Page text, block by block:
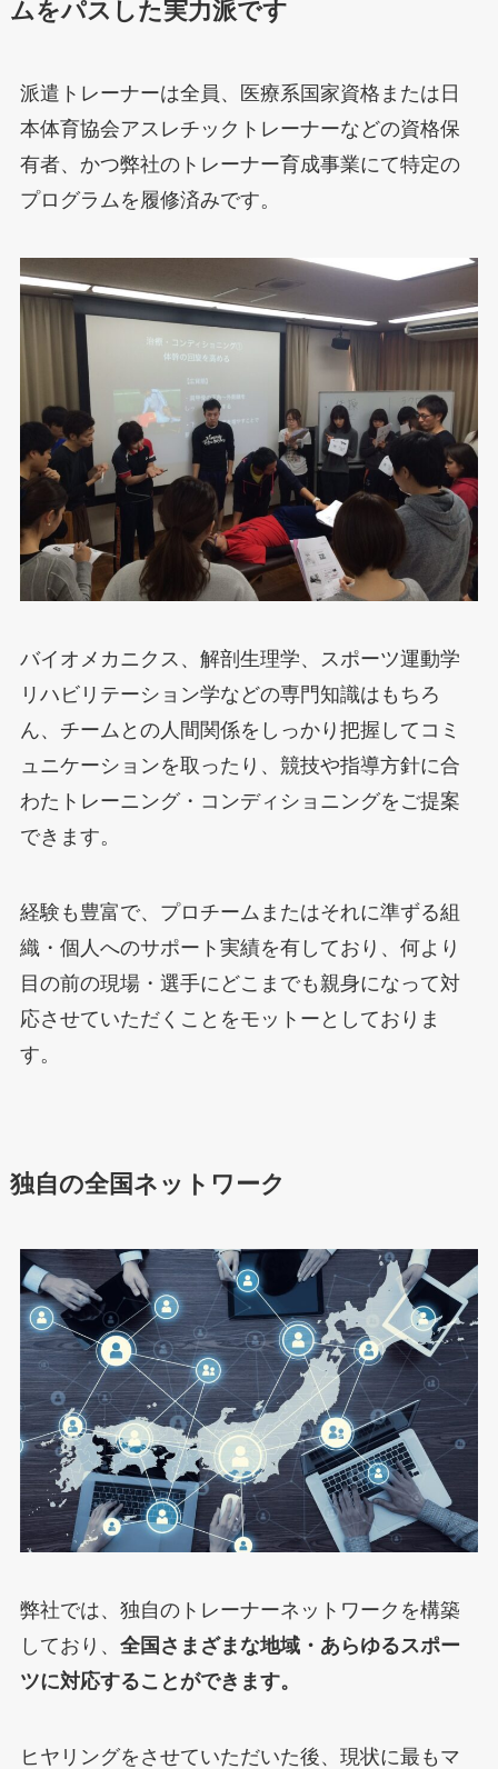
ムをパスした実力派です
派遣トレーナーは全員、医療系国家資格または日
本体育協会アスレチックトレーナーなどの資格保
有者、かつ弊社のトレーナー育成事業にて特定の
プログラムを履修済みです。
バイオメカニクス、解剖生理学、スポーツ運動学
リハビリテーション学などの専門知識はもちろ
ん、チームとの人間関係をしっかり把握してコミ
ュニケーションを取ったり、競技や指導方針に合
わたトレーニング・コンディショニングをご提案
できます。
経験も豊富で、プロチームまたはそれに準ずる組
織・個人へのサポート実績を有しており、何より
目の前の現場・選手にどこまでも親身になって対
応させていただくことをモットーとしておりま
す。
独自の全国ネットワーク
弊社では、独自のトレーナーネットワークを構築
しており、 全国さまざまな地域・あらゆるスポー
ツに対応することができます。
ヒヤリングをさせていただいた後、現状に最もマ